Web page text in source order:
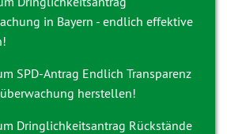
in Bayern - endlich effektive
SPD-Antrag Endlich Transparenz
herstellen!
Dringlichkeitsantrag Rückstände